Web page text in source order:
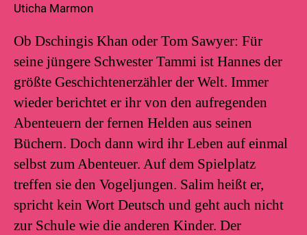
Uticha Marmon
Ob Dschingis Khan oder Tom Sawyer: Für
seine jüngere Schwester Tammi ist Hannes der
größte Geschichtenerzähler der Welt. Immer
wieder berichtet er ihr von den aufregenden
Abenteuern der fernen Helden aus seinen
Büchern. Doch dann wird ihr Leben auf einmal
selbst zum Abenteuer. Auf dem Spielplatz
treffen sie den Vogeljungen. Salim heißt er,
spricht kein Wort Deutsch und geht auch nicht
zur Schule wie die anderen Kinder. Der